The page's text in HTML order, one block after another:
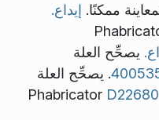
إيداع.
يصحِّح العلة
. يصحِّح العلة
D22680